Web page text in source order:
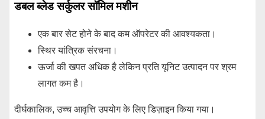
डबल ब्लेड सर्कुलर सॉमिल मशीन
एक बार सेट होने के बाद कम ऑपरेटर की आवश्यकता।
स्थिर यांत्रिक संरचना।
ऊर्जा की खपत अधिक है लेकिन प्रति यूनिट उत्पादन पर श्रम
लागत कम है।
दीर्घकालिक, उच्च आवृत्ति उपयोग के लिए डिज़ाइन किया गया।